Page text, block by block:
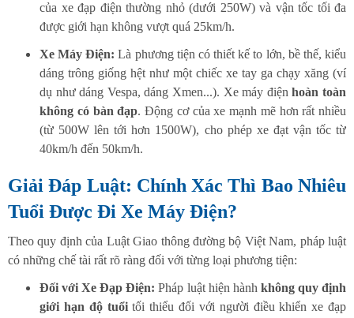
của xe đạp điện thường nhỏ (dưới 250W) và vận tốc tối đa
được giới hạn không vượt quá 25km/h.
Xe Máy Điện: Là phương tiện có thiết kế to lớn, bề thế, kiểu
dáng trông giống hệt như một chiếc xe tay ga chạy xăng (ví
dụ như dáng Vespa, dáng Xmen...). Xe máy điệnhoàn toàn
không có bàn đạp. Động cơ của xe mạnh mẽ hơn rất nhiều
(từ 500W lên tới hơn 1500W), cho phép xe đạt vận tốc từ
40km/h đến 50km/h.
Giải Đáp Luật: Chính Xác Thì Bao Nhiêu
Tuổi Được Đi Xe Máy Điện?
Theo quy định của Luật Giao thông đường bộ Việt Nam, pháp luật
có những chế tài rất rõ ràng đối với từng loại phương tiện:
Đối với Xe Đạp Điện: Pháp luật hiện hành không quy định
giới hạn độ tuổitối thiểu đối với người điều khiển xe đạp